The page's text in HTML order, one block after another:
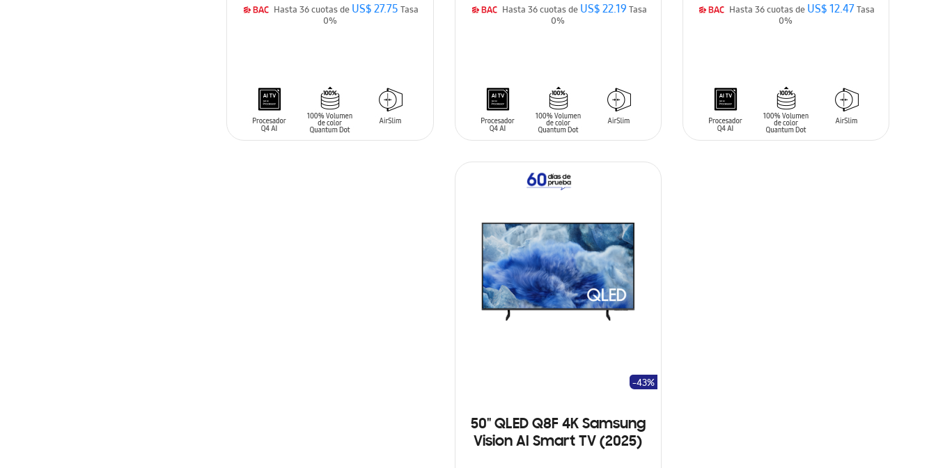
Hasta 36 cuotas deUS$ 27.75Tasa
0%
Hasta 36 cuotas deUS$ 22.19Tasa
0%
AÑADIR AL CARRITO
Hasta 36 cuotas deUS$ 12.47Tasa
0%
50" QLED Q8F 4K Samsung
Vision AI Smart TV (2025)
-43%